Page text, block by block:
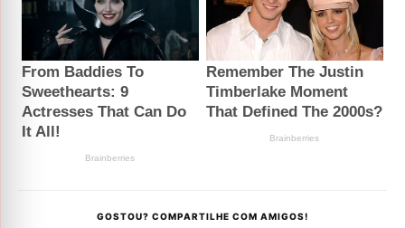
GOSTOU? COMPARTILHE COM AMIGOS!